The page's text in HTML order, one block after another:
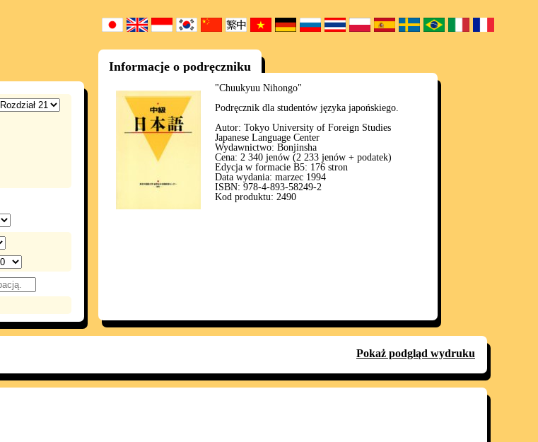
Informacje o podręczniku
"Chuukyuu Nihongo"
Podręcznik dla studentów języka japońskiego.
Autor: Tokyo University of Foreign Studies
Japanese Language Center
Wydawnictwo: Bonjinsha
Cena: 2 340 jenów (2 233 jenów + podatek)
Edycja w formacie B5: 176 stron
Data wydania: marzec 1994
ISBN: 978-4-893-58249-2
Kod produktu: 2490
Pokaż podgląd wydruku